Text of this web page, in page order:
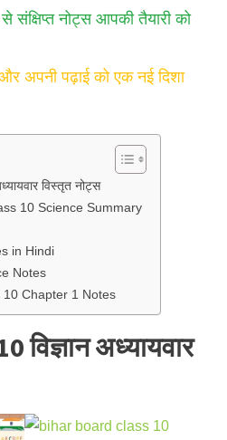
नोट्स आपकी तैयारी को
अपनी पढ़ाई को एक नई दिशा
विस्तृत नोट्स
10 Science Summary
in Hindi
Notes
10 Chapter 1 Notes
विज्ञान अध्यायवार